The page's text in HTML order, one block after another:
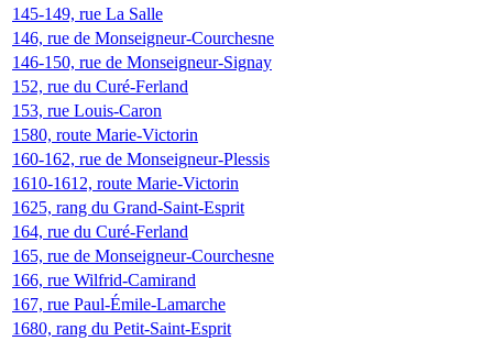
145-149, rue La Salle
146, rue de Monseigneur-Courchesne
146-150, rue de Monseigneur-Signay
152, rue du Curé-Ferland
153, rue Louis-Caron
1580, route Marie-Victorin
160-162, rue de Monseigneur-Plessis
1610-1612, route Marie-Victorin
1625, rang du Grand-Saint-Esprit
164, rue du Curé-Ferland
165, rue de Monseigneur-Courchesne
166, rue Wilfrid-Camirand
167, rue Paul-Émile-Lamarche
1680, rang du Petit-Saint-Esprit